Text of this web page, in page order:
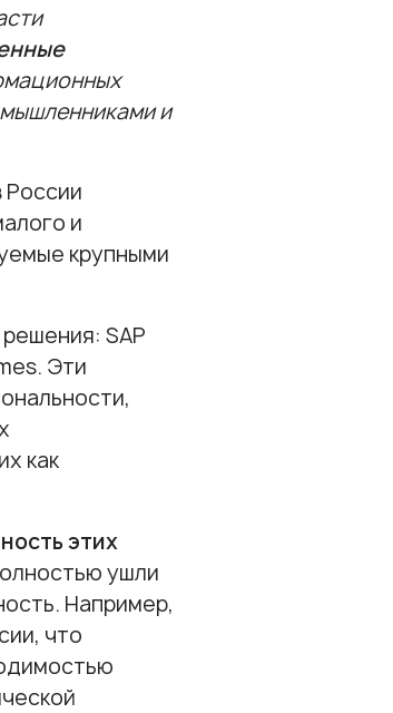
и
России
и
крупными
SAP
Эти
как
этих
ушли
Например,
что